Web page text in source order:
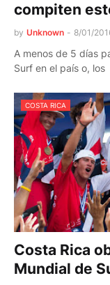
compiten
by Unknown - 8/01/
A menos de 5 días
Surf en el país o,
COSTA RICA
Costa Rica
Mundial de